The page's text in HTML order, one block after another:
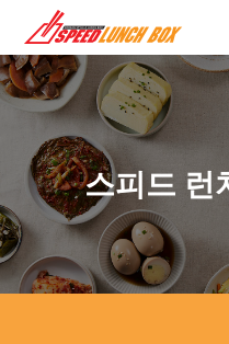
스피드 런